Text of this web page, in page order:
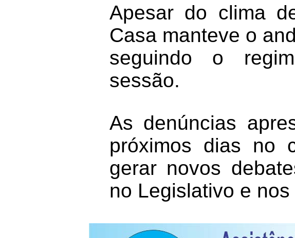
Apesar do clima
Casa manteve o
seguindo o
sessão.
As denúncias
próximos dias no
gerar novos
no Legislativo e